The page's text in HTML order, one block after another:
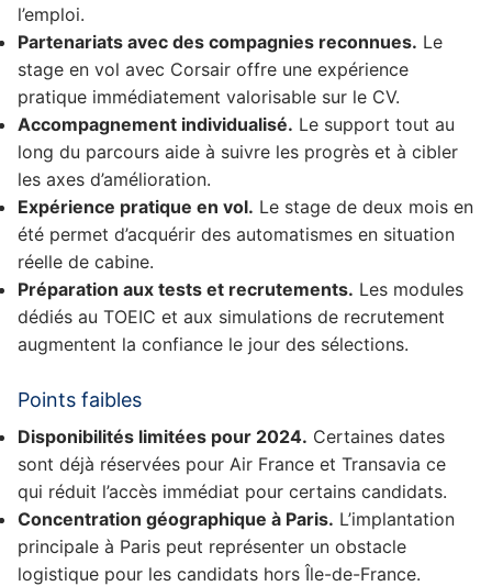
l’emploi.
Partenariats avec des compagnies reconnues. Le
stage en vol avec Corsair offre une expérience
pratique immédiatement valorisable sur le CV.
Accompagnement individualisé. Le support tout au
long du parcours aide à suivre les progrès et à cibler
les axes d’amélioration.
Expérience pratique en vol. Le stage de deux mois en
été permet d’acquérir des automatismes en situation
réelle de cabine.
Préparation aux tests et recrutements. Les modules
dédiés au TOEIC et aux simulations de recrutement
augmentent la confiance le jour des sélections.
Points faibles
Disponibilités limitées pour 2024. Certaines dates
sont déjà réservées pour Air France et Transavia ce
qui réduit l’accès immédiat pour certains candidats.
Concentration géographique à Paris. L’implantation
principale à Paris peut représenter un obstacle
logistique pour les candidats hors Île-de-France.